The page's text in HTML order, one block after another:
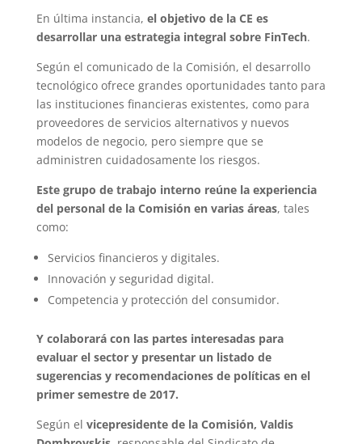
En última instancia, el objetivo de la CE es
desarrollar una estrategia integral sobre FinTech.
Según el comunicado de la Comisión, el desarrollo
tecnológico ofrece grandes oportunidades tanto para
las instituciones financieras existentes, como para
proveedores de servicios alternativos y nuevos
modelos de negocio, pero siempre que se
administren cuidadosamente los riesgos.
Este grupo de trabajo interno reúne la experiencia
del personal de la Comisión en varias áreas, tales
como:
Servicios financieros y digitales.
Innovación y seguridad digital.
Competencia y protección del consumidor.
Y colaborará con las partes interesadas para
evaluar el sector y presentar un listado de
sugerencias y recomendaciones de políticas en el
primer semestre de 2017.
Según el vicepresidente de la Comisión, Valdis